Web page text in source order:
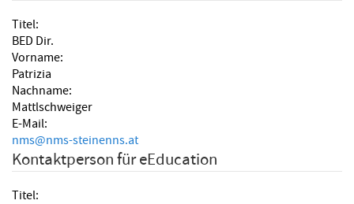
Titel:
BED Dir.
Vorname:
Patrizia
Nachname:
Mattlschweiger
E-Mail:
nms@nms-steinenns.at
Kontaktperson für eEducation
Titel: